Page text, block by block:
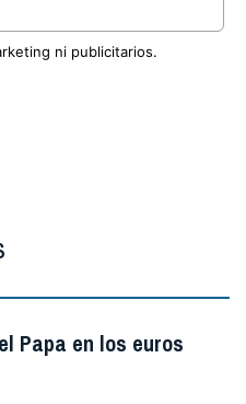
ni publicitarios.
Papa en los euros